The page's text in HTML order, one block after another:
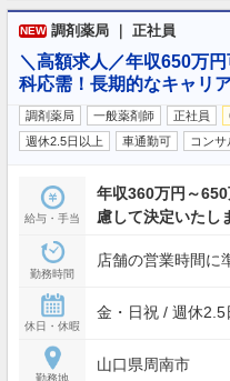
NEW 調剤薬局 ｜ 正社員
＼高額求人／年収650万
科応需！長期的なキャリ
調剤薬局 一般薬剤師 正社員
週休2.5日以上
車通勤可 コン
給与・手当
年収360万円～
慮して決定いたし
勤務時間
店舗の営業時間に
休日・休暇
金・日祝 / 週休2.5
勤務地
山口県周南市